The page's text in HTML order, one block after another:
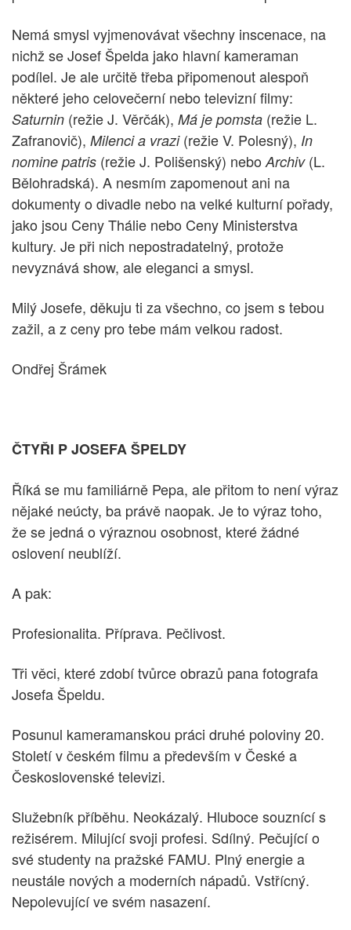
Nemá smysl vyjmenovávat všechny inscenace, na
nichž se Josef Špelda jako hlavní kameraman
podílel. Je ale určitě třeba připomenout alespoň
některé jeho celovečerní nebo televizní filmy:
Saturnin (režie J. Věrčák), Má je pomsta (režie L.
Zafranovič), Milenci a vrazi(režie V. Polesný), In
nomine patris (režie J. Polišenský) nebo Archiv(L.
Bělohradská). A nesmím zapomenout ani na
dokumenty o divadle nebo na velké kulturní pořady,
jako jsou Ceny Thálie nebo Ceny Ministerstva
kultury. Je při nich nepostradatelný, protože
nevyznává show, ale eleganci a smysl.
Milý Josefe, děkuju ti za všechno, co jsem s tebou
zažil, a z ceny pro tebe mám velkou radost.
Ondřej Šrámek
ČTYŘI P JOSEFA ŠPELDY
Říká se mu familiárně Pepa, ale přitom to není výraz
nějaké neúcty, ba právě naopak. Je to výraz toho,
že se jedná o výraznou osobnost, které žádné
oslovení neublíží.
A pak:
Profesionalita. Příprava. Pečlivost.
Tři věci, které zdobí tvůrce obrazů pana fotografa
Josefa Špeldu.
Posunul kameramanskou práci druhé poloviny 20.
Století v českém filmu a především v České a
Československé televizi.
Služebník příběhu. Neokázalý. Hluboce souznící s
režisérem. Milující svoji profesi. Sdílný. Pečující o
své studenty na pražské FAMU. Plný energie a
neustále nových a moderních nápadů. Vstřícný.
Nepolevující ve svém nasazení.